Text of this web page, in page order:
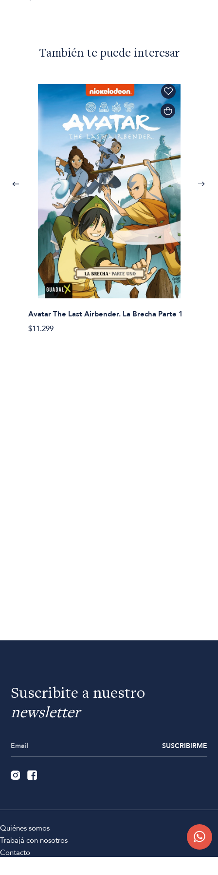
También te puede interesar
Avatar The Last Airbender. La Brecha Parte 1
$11.299
Suscribite a nuestro
newsletter
SUSCRIBIRME
Quiénes somos
Trabajá con nosotros
Contacto